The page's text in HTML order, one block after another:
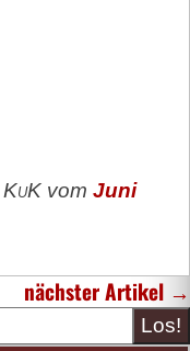
KuKvom Juni
nächster Artikel →